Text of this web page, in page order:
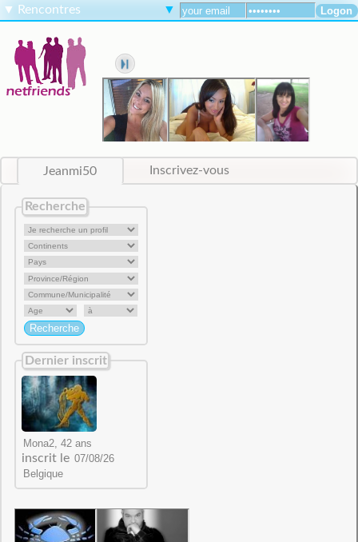
▼ Rencontres ▼
Jeanmi50 Inscrivez-vous
Recherche
Dernier inscrit
inscrit le